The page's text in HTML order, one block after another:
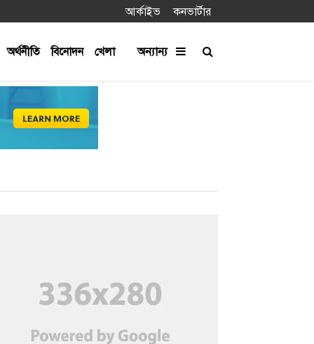
আর্কাইভ কনভার্টার
অর্থনীতি বিনোদন খেলা অন্যান্য